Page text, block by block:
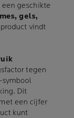
geschikte
gels,
vindt
tegen
symbool
Dit
een cijfer
kunt